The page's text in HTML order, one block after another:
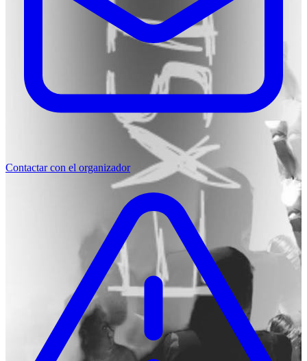
Contactar con el organizador